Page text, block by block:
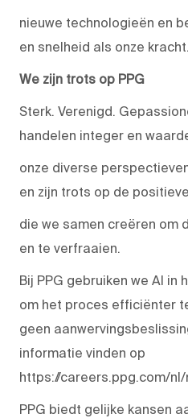
nieuwe technologieën en
en snelheid als onze kracht.
We zijn trots op PPG
Sterk. Verenigd.
handelen integer en
onze diverse
en zijn trots op de
die we samen creëren om
en te verfraaien.
Bij PPG gebruiken we AI in
om het proces efficiënter
geen
informatie vinden op
https://careers.ppg.com/
PPG biedt gelijke kansen